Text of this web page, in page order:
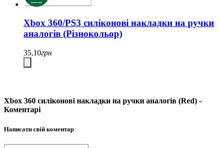
Xbox 360/PS3 силіконові накладки на ручки
аналогів (Різнокольор)
35,10грн
Xbox 360 силіконові накладки на ручки аналогів (Red) -
Коментарі
Написати свій коментар